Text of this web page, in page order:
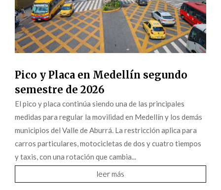
Pico y Placa en Medellín segundo
semestre de 2026
El pico y placa continúa siendo una de las principales
medidas para regular la movilidad en Medellín y los demás
municipios del Valle de Aburrá. La restricción aplica para
carros particulares, motocicletas de dos y cuatro tiempos
y taxis, con una rotación que cambia...
leer más